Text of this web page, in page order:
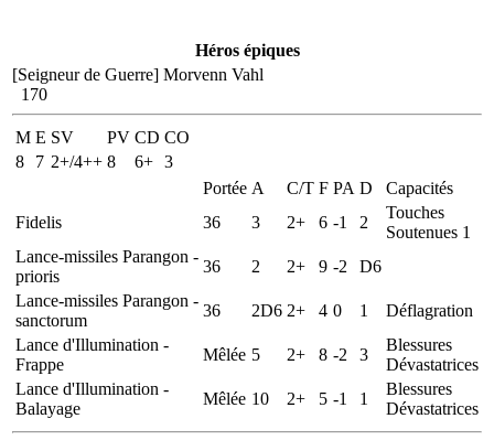
Héros épiques
[Seigneur de Guerre] Morvenn Vahl
170
M E SV PV CD CO
8
7 2+/4++ 8 6+ 3
Portée A C/T F PA D
Capacités
Fidelis
36 3 2+ 6 -1 2
Touches
Soutenues 1
Lance-missiles Parangon -
prioris
36 2 2+ 9 -2
D6
Lance-missiles Parangon -
sanctorum
36 2D6 2+ 4 0 1
Déflagration
Lance d'Illumination -
Frappe
Mêlée 5 2+ 8 -2 3
Blessures
Dévastatrices
Lance d'Illumination -
Balayage
Mêlée 10 2+ 5 -1 1
Blessures
Dévastatrices